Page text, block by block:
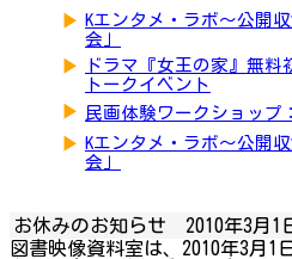
▶ Kエンタメ・ラボ～公開
会」
▶
ドラマ『女王の家』無
トークイベント
▶ 民画体験ワークショップ
▶ Kエンタメ・ラボ～公開
会」
お休みのお知らせ 2010年3月1
図書映像資料室は、2010年3月1